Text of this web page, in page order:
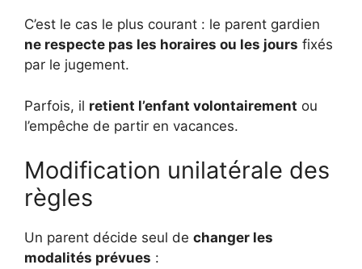
C’est le cas le plus courant : le parent gardien
ne respecte pas les horaires ou les jours fixés
par le jugement.
Parfois, il retient l’enfant volontairement ou
l’empêche de partir en vacances.
Modification unilatérale des
règles
Un parent décide seul de changer les
modalités prévues :